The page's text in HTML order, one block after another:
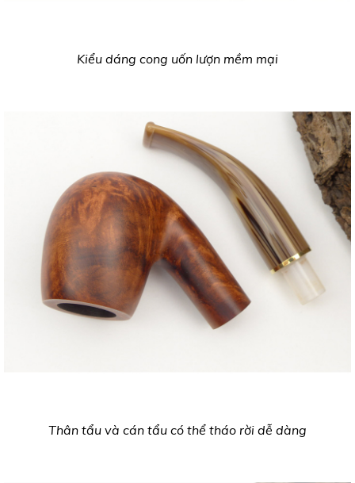
Kiểu dáng cong uốn lượn mềm mại
Thân tẩu và cán tẩu có thể tháo rời dễ dàng